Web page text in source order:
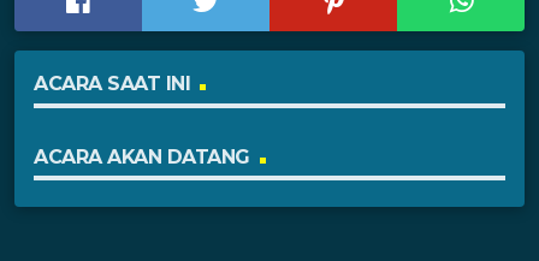
ACARA SAAT INI
ACARA AKAN DATANG